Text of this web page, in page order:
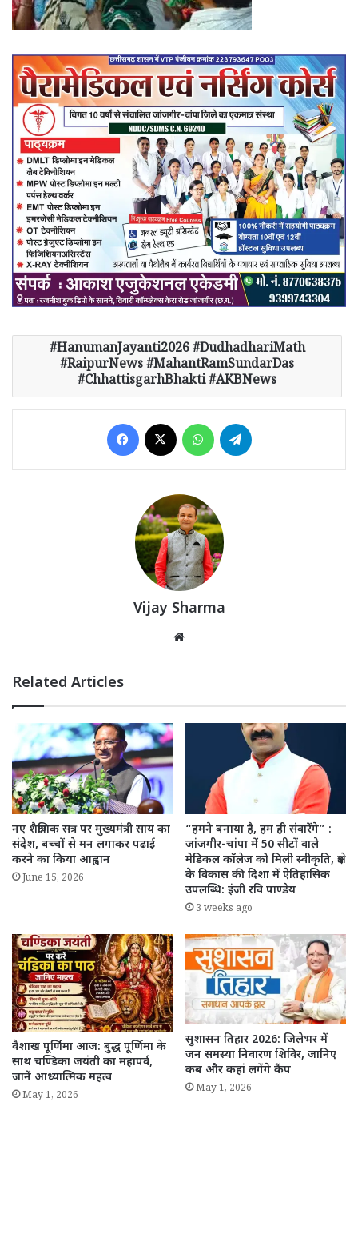
HanumanJayanti2026 #DudhadhariMath
#RaipurNews #MahantRamSundarDas
#ChhattisgarhBhakti #AKBNews
Facebook WhatsApp
Vijay Sharma
Related Articles
नए शैक्षणिक सत्र पर मुख्यमंत्री साय का
संदेश, बच्चों से मन लगाकर पढ़ाई
करने का किया आह्वान
June 15, 2026
“हमने बनाया है, हम ही संवारेंगे” :
जांजगीर-चांपा में 50 सीटों वाले
मेडिकल कॉलेज को मिली स्वीकृति, क्षेत्र
के विकास की दिशा में ऐतिहासिक
उपलब्धि: इंजी रवि पाण्डेय
3 weeks ago
वैशाख पूर्णिमा आज: बुद्ध पूर्णिमा के
साथ चण्डिका जयंती का महापर्व,
जानें आध्यात्मिक महत्व
May 1, 2026
सुशासन तिहार 2026: जिलेभर में
जन समस्या निवारण शिविर, जानिए
कब और कहां लगेंगे कैंप
May 1, 2026